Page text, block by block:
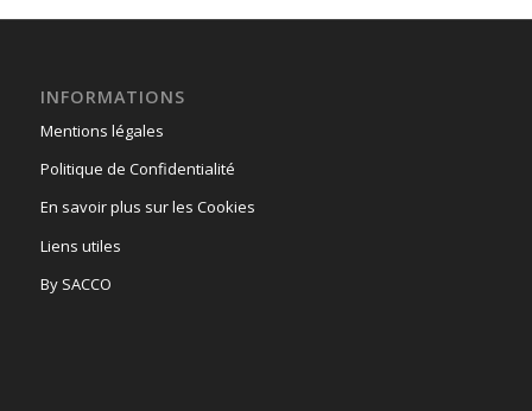
INFORMATIONS
Mentions légales
Politique de Confidentialité
En savoir plus sur les Cookies
Liens utiles
By SACCO